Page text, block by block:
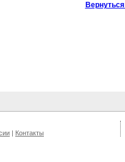
| Контакты